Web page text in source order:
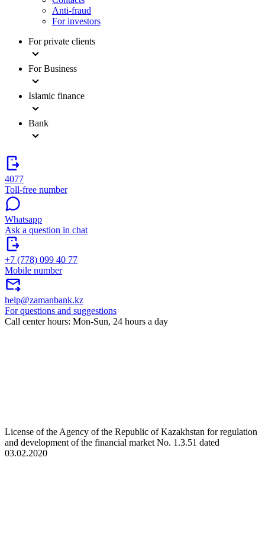
Anti-fraud
For investors
For private clients
For Business
Islamic finance
Bank
4077
Toll-free number
Whatsapp
Ask a question in chat
+7 (778) 099 40 77
Mobile number
help@zamanbank.kz
For questions and suggestions
Call center hours: Mon-Sun, 24 hours a day
License of the Agency of the Republic of Kazakhstan for regulation
and development of the financial market No. 1.3.51 dated
03.02.2020